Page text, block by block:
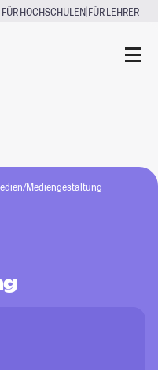
FÜR HOCHSCHULEN|FÜR LEHRER
Mediengestaltung